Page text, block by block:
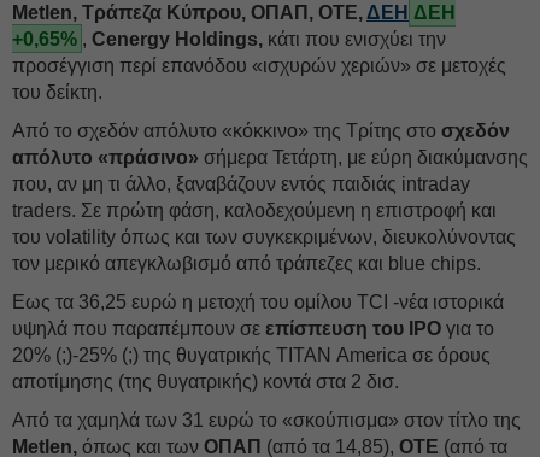
Metlen, Τράπεζα Κύπρου, ΟΠΑΠ, ΟΤΕ,ΔΕΗ ΔΕΗ
+0,65% , Cenergy Holdings, κάτι που ενισχύει την
προσέγγιση περί επανόδου «ισχυρών χεριών» σε μετοχές
του δείκτη.
Από το σχεδόν απόλυτο «κόκκινο» της Τρίτης στο σχεδόν
απόλυτο «πράσινο» σήμερα Τετάρτη, με εύρη διακύμανσης
που, αν μη τι άλλο, ξαναβάζουν εντός παιδιάς intraday
traders. Σε πρώτη φάση, καλοδεχούμενη η επιστροφή και
του volatility όπως και των συγκεκριμένων, διευκολύνοντας
τον μερικό απεγκλωβισμό από τράπεζες και blue chips.
Εως τα 36,25 ευρώ η μετοχή του ομίλου TCI -νέα ιστορικά
υψηλά που παραπέμπουν σε επίσπευση του ΙΡΟ για το
20% (;)-25% (;) της θυγατρικής ΤΙΤΑΝ America σε όρους
αποτίμησης (της θυγατρικής) κοντά στα 2 δισ.
Από τα χαμηλά των 31 ευρώ το «σκούπισμα» στον τίτλο της
Metlen, όπως και των ΟΠΑΠ (από τα 14,85), ΟΤΕ (από τα